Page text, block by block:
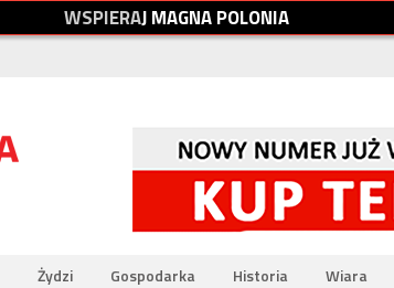
WSPIERAJMAGNAPOLONIA
Żydzi Gospodarka Historia Wiara